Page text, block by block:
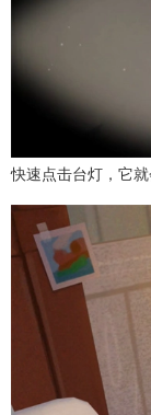
快速点击台灯，它